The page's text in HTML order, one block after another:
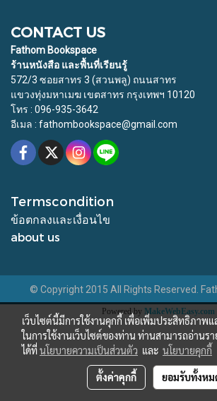
CONTACT US
Fathom Bookspace
ร้านหนังสือ และพื้นที่เรียนรู้
572/3 ซอยสาทร 3 (สวนพลู) ถนนสาทร
แขวงทุ่งมหาเมฆ เขตสาทร กรุงเทพฯ 10120
โทร : 096-935-3642
อีเมล : fathombookspace@gmail.com
Termscondition
ข้อตกลงและเงื่อนไข
about us
© Copyright 2015 All Rights Reserved.
Powered by MakeWebEasy.com
เว็บไซต์นี้มีการใช้งานคุกกี้ เพื่อเพิ่มประสิทธิภาพ
ในการใช้งานเว็บไซต์ของท่าน ท่านสามารถอ่านร
ได้ที่นโยบายความเป็นส่วนตัว และ นโยบายคุกกี้
ตั้งค่าคุกกี้ ยอมรับทั้งหม